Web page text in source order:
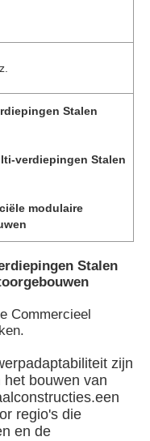
Stalen
verdiepingen Stalen
modulaire
Stalen
Commercieel
zijn
bouwen van
regio's die
en de